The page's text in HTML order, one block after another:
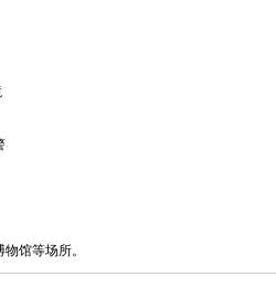
馆等场所。